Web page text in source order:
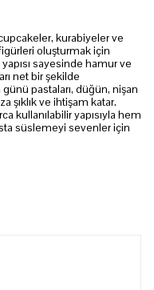
kurabiyeler ve
oluşturmak için
sayesinde hamur ve
net bir şekilde
pastaları, düğün, nişan
şıklık ve ihtişam katar.
kullanılabilir yapısıyla hem
süslemeyi sevenler için